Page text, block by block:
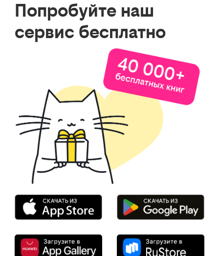
Попробуйте наш
сервис бесплатно